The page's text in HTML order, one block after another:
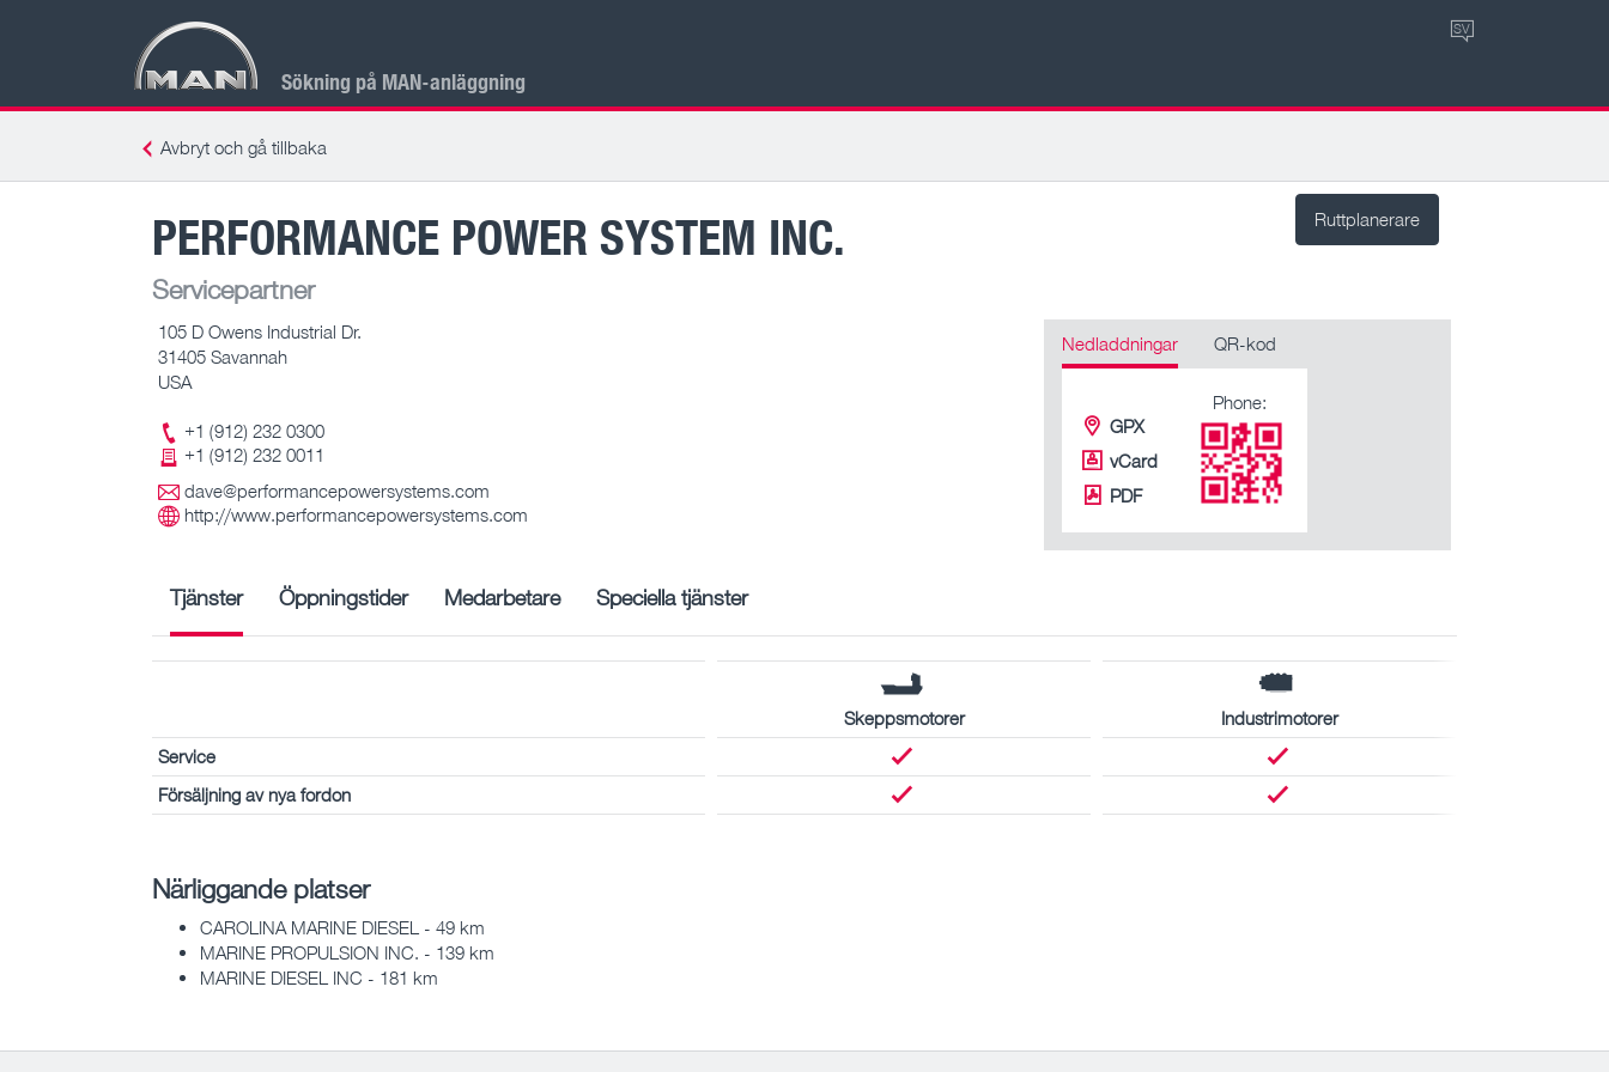
Sökning på MAN-anläggning
SV
Avbryt och gå tillbaka
Ruttplanerare
PERFORMANCE POWER SYSTEM INC.
Servicepartner
105 D Owens Industrial Dr.
31405 Savannah
USA
+1 (912) 232 0300
+1 (912) 232 0011
dave@performancepowersystems.com
http://www.performancepowersystems.com
Nedladdningar QR-kod
GPX
vCard
PDF
Phone:
Tjänster Öppningstider Medarbetare Speciella tjänster
Skeppsmotorer
Industrimotorer
Service
Försäljning av nya fordon
Närliggande platser
CAROLINA MARINE DIESEL - 49 km
MARINE PROPULSION INC. - 139 km
MARINE DIESEL INC - 181 km